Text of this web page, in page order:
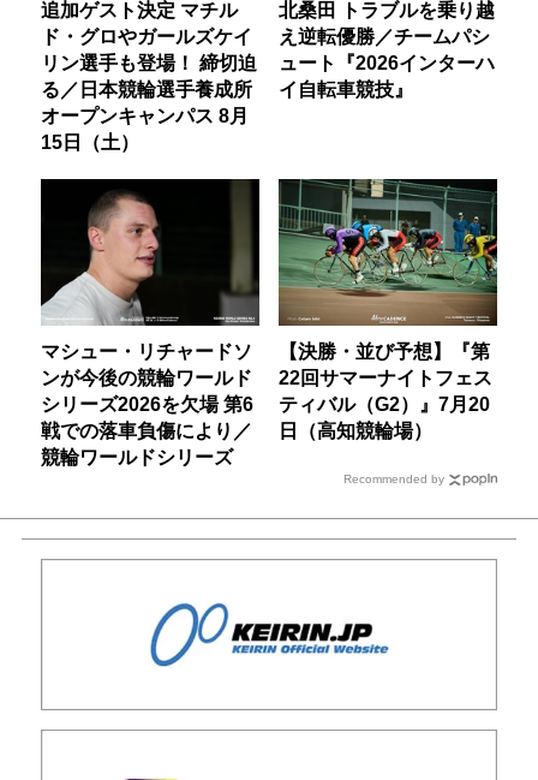
追加ゲスト決定 マチル
ド・グロやガールズケイ
リン選手も登場！ 締切迫
る／日本競輪選手養成所
オープンキャンパス 8月
15日（土）
北桑田 トラブルを乗り越
え逆転優勝／チームパシ
ュート『2026インターハ
イ自転車競技』
マシュー・リチャードソ
ンが今後の競輪ワールド
シリーズ2026を欠場 第6
戦での落車負傷により／
競輪ワールドシリーズ
【決勝・並び予想】『第
22回サマーナイトフェス
ティバル（G2）』7月20
日（高知競輪場）
Recommended by